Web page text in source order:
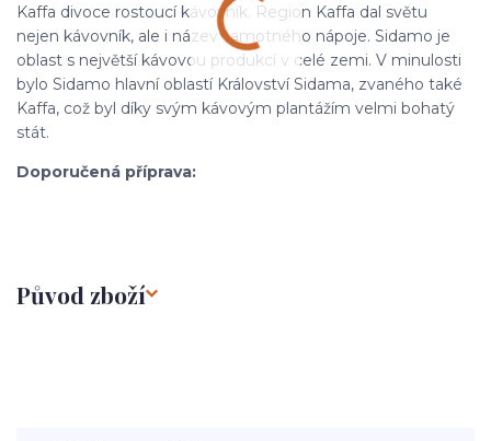
Kaffa divoce rostoucí kávovník. Region Kaffa dal světu
nejen kávovník, ale i název samotného nápoje. Sidamo je
oblast s největší kávovou produkcí v celé zemi. V minulosti
bylo Sidamo hlavní oblastí Království Sidama, zvaného také
Kaffa, což byl díky svým kávovým plantážím velmi bohatý
stát.
Doporučená příprava:
Původ zboží